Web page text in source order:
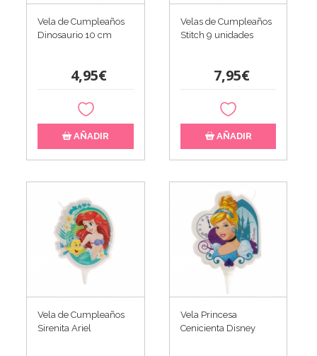
Vela de Cumpleaños
Dinosaurio 10 cm
4,95€
AÑADIR
Velas de Cumpleaños
Stitch 9 unidades
7,95€
AÑADIR
Vela de Cumpleaños
Sirenita Ariel
Vela Princesa
Cenicienta Disney